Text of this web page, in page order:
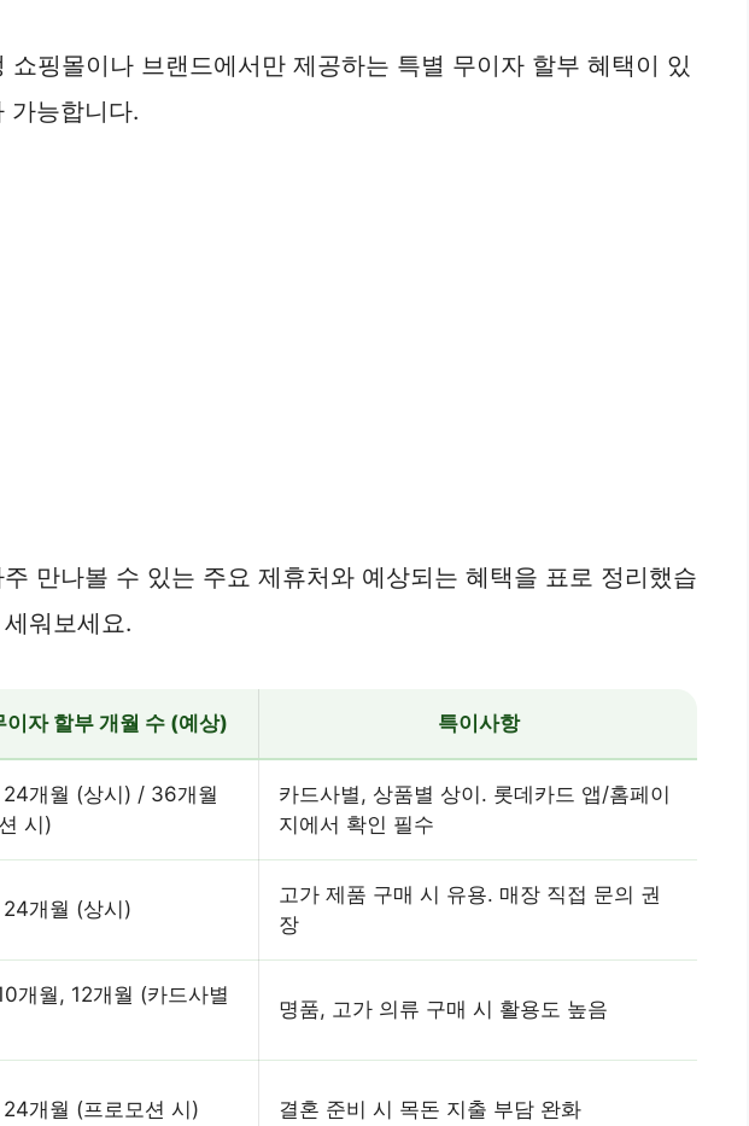
핑몰이나 브랜드에서만 제공하는 특별 무이자 할부 혜택이 있
가능합니다.
만나볼 수 있는 주요 제휴처와 예상되는 혜택을 표로 정리했습
워보세요.
이자 할부 개월 수 (예상) 특이사항
24개월 (상시) / 36개월
시)
카드사별, 상품별 상이. 롯데카드 앱/홈페이
지에서 확인 필수
24개월 (상시)
고가 제품 구매 시 유용. 매장 직접 문의 권
장
개월, 12개월 (카드사별
명품, 고가 의류 구매 시 활용도 높음
24개월 (프로모션 시) 결혼 준비 시 목돈 지출 부담 완화